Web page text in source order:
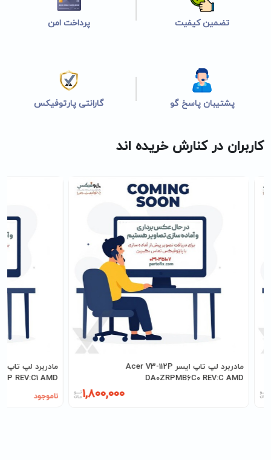
تضمین کیفیت پرداخت امن
پشتیبان پاسخ گو گارانتی پارتوفیکس
کاربران در کنارش خریده اند
مادربرد لپ تاپ ایسر Acer V3-112P
DA0ZRPMB6C0 REV:C AMD
1,800,000
REV:C1 AMD
ناموجود